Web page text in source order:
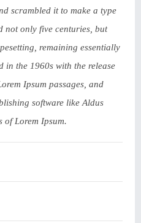
scrambled it to make a type
not only five centuries, but
remaining essentially
in the 1960s with the release
Ipsum passages, and
software like Aldus
of Lorem Ipsum.